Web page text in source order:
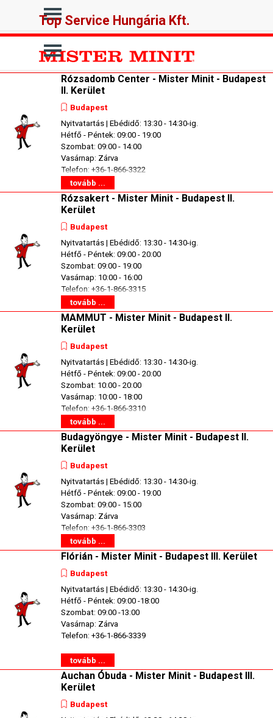
Ugrás a menüre
Top Service Hungária Kft.
Ugrás a menüre
Rózsadomb Center - Mister Minit - Budapest
II. Kerület
Budapest
Nyitvatartás | Ebédidő: 13:30 - 14:30-ig.
Hétfő - Péntek: 09:00 - 19:00
Szombat: 09:00 - 14:00
Vasárnap: Zárva
Telefon: +36-1-866-3322
tovább ...
Rózsakert - Mister Minit - Budapest II.
Kerület
Budapest
Nyitvatartás | Ebédidő: 13:30 - 14:30-ig.
Hétfő - Péntek: 09:00 - 20:00
Szombat: 09:00 - 19:00
Vasárnap: 10:00 - 16:00
Telefon: +36-1-866-3315
tovább ...
MAMMUT - Mister Minit - Budapest II.
Kerület
Budapest
Nyitvatartás | Ebédidő: 13:30 - 14:30-ig.
Hétfő - Péntek: 09:00 - 20:00
Szombat: 10:00 - 20:00
Vasárnap: 10:00 - 18:00
Telefon: +36-1-866-3310
tovább ...
Budagyöngye - Mister Minit - Budapest II.
Kerület
Budapest
Nyitvatartás | Ebédidő: 13:30 - 14:30-ig.
Hétfő - Péntek: 09:00 - 19:00
Szombat: 09:00 - 15:00
Vasárnap: Zárva
Telefon: +36-1-866-3303
tovább ...
Flórián - Mister Minit - Budapest III. Kerület
Budapest
Nyitvatartás | Ebédidő: 13:30 - 14:30-ig.
Hétfő - Péntek: 09:00 -18:00
Szombat: 09:00 -13:00
Vasárnap: Zárva
Telefon: +36-1-866-3339
tovább ...
Auchan Óbuda - Mister Minit - Budapest III.
Kerület
Budapest